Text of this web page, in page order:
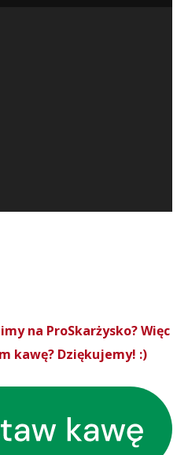
na ProSkarżysko? Więc
kawę? Dziękujemy! :)